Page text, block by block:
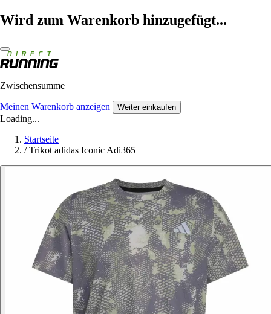
Wird zum Warenkorb hinzugefügt...
Zwischensumme
Meinen Warenkorb anzeigen Weiter einkaufen
Loading...
Startseite
/ Trikot adidas Iconic Adi365